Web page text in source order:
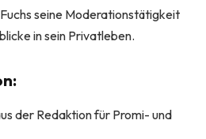
seine Moderationstätigkeit
in sein Privatleben.
der Redaktion für Promi- und